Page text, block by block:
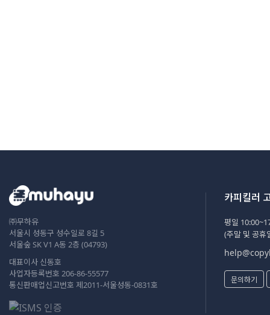
㈜무하유
서울시 성동구 성수일로 8길 5
서울숲 SK V1 A동 2층 (04793)
대표이사 신동호
사업자등록번호 206-86-55577
통신판매업신고번호 제2011-서울성동-0831호
카피킬러
평일
(주말 및 공휴
문의하기